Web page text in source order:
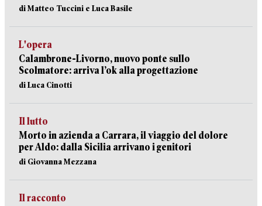
di Matteo Tuccini e Luca Basile
L'opera
Calambrone-Livorno, nuovo ponte sullo
Scolmatore: arriva l’ok alla progettazione
di Luca Cinotti
Il lutto
Morto in azienda a Carrara, il viaggio del dolore
per Aldo: dalla Sicilia arrivano i genitori
di Giovanna Mezzana
Il racconto